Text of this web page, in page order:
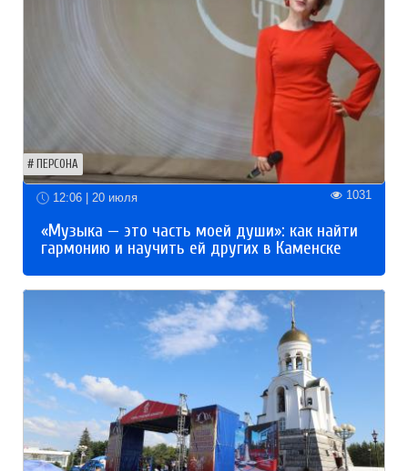
ПЕРСОНА
12:06 | 20 июля 1031
«Музыка — это часть моей души»: как найти
гармонию и научить ей других в Каменске